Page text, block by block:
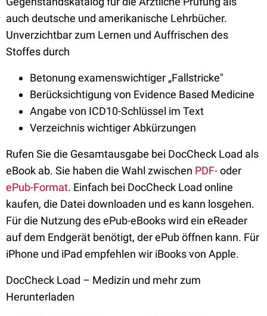
auch deutsche und amerikanische Lehrbücher.
Unverzichtbar zum Lernen und Auffrischen des
Stoffes durch
Betonung examenswichtiger „Fallstricke"
Berücksichtigung von Evidence Based Medicine
Angabe von ICD10-Schlüssel im Text
Verzeichnis wichtiger Abkürzungen
Rufen Sie die Gesamtausgabe bei DocCheck Load als
eBook ab. Sie haben die Wahl zwischen PDF-oder
ePub-Format. Einfach bei DocCheck Load online
kaufen, die Datei downloaden und es kann losgehen.
Für die Nutzung des ePub-eBooks wird ein eReader
auf dem Endgerät benötigt, der ePub öffnen kann. Für
iPhone und iPad empfehlen wir iBooks von Apple.
DocCheck Load – Medizin und mehr zum
Herunterladen